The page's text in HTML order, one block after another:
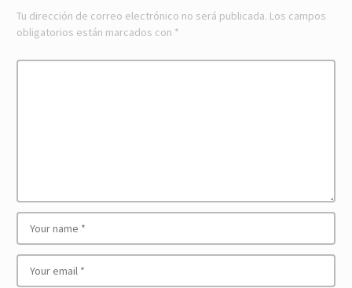
Tu dirección de correo electrónico no será publicada. Los campos
obligatorios están marcados con *